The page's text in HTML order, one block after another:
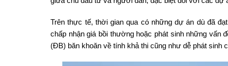
Trên thực tế, thời gian qua có những dự án dù đã
chấp nhận giá bồi thường hoặc phát sinh những vấn
(ĐB) băn khoăn về tính khả thi cũng như dễ phát sinh